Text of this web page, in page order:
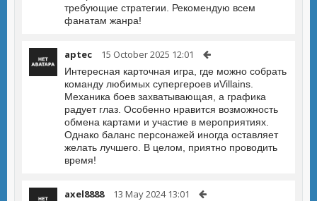
требующие стратегии. Рекомендую всем
фанатам жанра!
aptec 15 October 2025 12:01
Интересная карточная игра, где можно собрать
команду любимых супергероев иVillains.
Механика боев захватывающая, а графика
радует глаз. Особенно нравится возможность
обмена картами и участие в мероприятиях.
Однако баланс персонажей иногда оставляет
желать лучшего. В целом, приятно проводить
время!
axel8888 13 May 2024 13:01